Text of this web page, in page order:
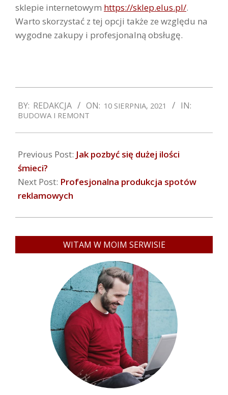
sklepie internetowym https://sklep.elus.pl/.
Warto skorzystać z tej opcji także ze względu na
wygodne zakupy i profesjonalną obsługę.
08-
10
BY: REDAKCJA ON: 10 SIERPNIA, 2021 IN:
BUDOWA I REMONT
Previous Post: Jak pozbyć się dużej ilości
śmieci?
Next Post: Profesjonalna produkcja spotów
reklamowych
WITAM W MOIM SERWISIE